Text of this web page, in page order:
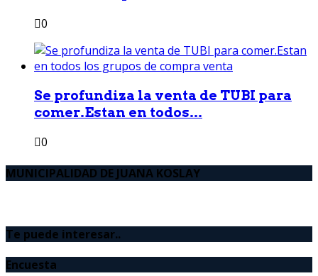
0
Se profundiza la venta de TUBI para
comer.Estan en todos...
0
MUNICIPALIDAD DE JUANA KOSLAY
Te puede interesar..
Encuesta